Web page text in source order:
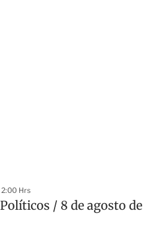
Hrs
/ 8 de agosto de